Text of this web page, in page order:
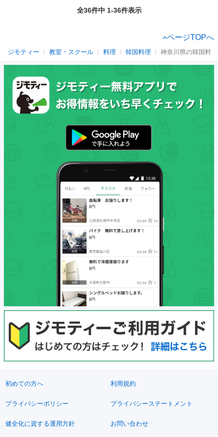
全36件中 1-36件表示
ページTOPへ
ジモティー 教室・スクール 料理 韓国料理 神奈川県の韓国料理
初めての方へ 利用規約
プライバシーポリシー プライバシーステートメント
健全化に資する運用方針 お問い合わせ